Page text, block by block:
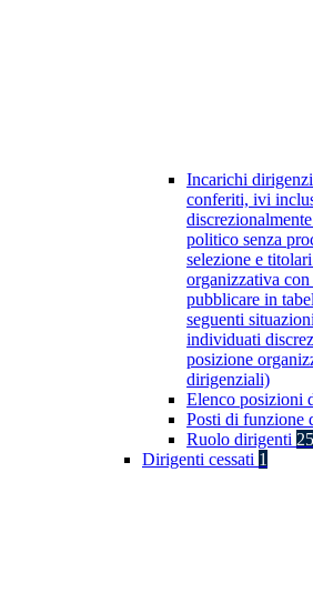
Incarichi
conferiti, ivi
politico senza
selezione e
organizzativa
pubblicare in
seguenti
individuati
posizione
dirigenziali)
Elenco posizioni
Posti di funzione
Ruolo dirigenti 25
Dirigenti cessati 1